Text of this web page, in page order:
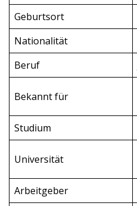
Geburtsort
Nationalität
Beruf
Bekannt für
Studium
Universität
Arbeitgeber